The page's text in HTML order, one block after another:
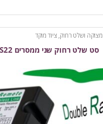
מצוקה ושלט רחוק, ציוד מוקד
סט שלט רחוק שני ממסרים AVS22